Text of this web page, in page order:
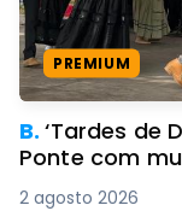
PREMIUM
B.‘Tardes de
Ponte com
2 agosto 2026